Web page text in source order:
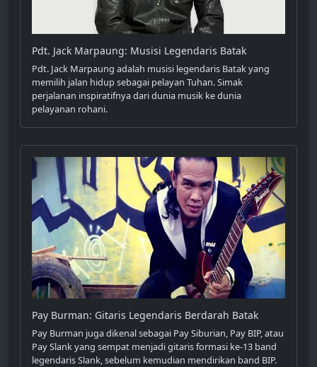
Pdt. Jack Marpaung: Musisi Legendaris Batak
Pdt. Jack Marpaung adalah musisi legendaris Batak yang
memilih jalan hidup sebagai pelayan Tuhan. Simak
perjalanan inspiratifnya dari dunia musik ke dunia
pelayanan rohani.
Pay Burman: Gitaris Legendaris Berdarah Batak
Pay Burman juga dikenal sebagai Pay Siburian, Pay BIP, atau
Pay Slank yang sempat menjadi gitaris formasi ke-13 band
legendaris Slank, sebelum kemudian mendirikan band BIP.